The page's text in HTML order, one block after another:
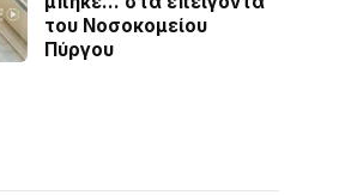
του Νοσοκομείου
Πύργου